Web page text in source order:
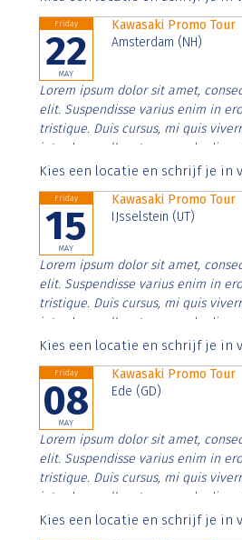
Friday
22
MAY
Kawasaki Promo Tour
Amsterdam (NH)
Lorem ipsum dolor sit amet,
elit. Suspendisse varius enim in
tristique. Duis cursus, mi quis
interdum nulla, ut commodo diam
Aenean faucibus nibh et justo
Kies een locatie en schrijf je in
Friday
15
MAY
Kawasaki Promo Tour
IJsselstein (UT)
Lorem ipsum dolor sit amet,
elit. Suspendisse varius enim in
tristique. Duis cursus, mi quis
interdum nulla, ut commodo diam
Aenean faucibus nibh et justo
Kies een locatie en schrijf je in
Friday
08
MAY
Kawasaki Promo Tour
Ede (GD)
Lorem ipsum dolor sit amet,
elit. Suspendisse varius enim in
tristique. Duis cursus, mi quis
interdum nulla, ut commodo diam
Aenean faucibus nibh et justo
Kies een locatie en schrijf je in